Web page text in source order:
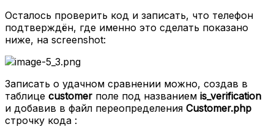
Осталось проверить код и записать, что телефон
подтверждён, где именно это сделать показано
ниже, на screenshot:
Записать о удачном сравнении можно, создав в
таблице customer поле под названием is_verification
и добавив в файл переопределения Customer.php
строчку кода :